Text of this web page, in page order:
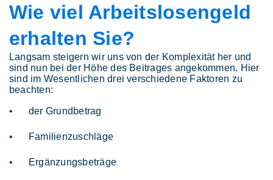
Wie viel Arbeitslosengeld
erhalten Sie?
Langsam steigern wir uns von der Komplexität her und
sind nun bei der Höhe des Beitrages angekommen. Hier
sind im Wesentlichen drei verschiedene Faktoren zu
beachten:
der Grundbetrag
Familienzuschläge
Ergänzungsbeträge